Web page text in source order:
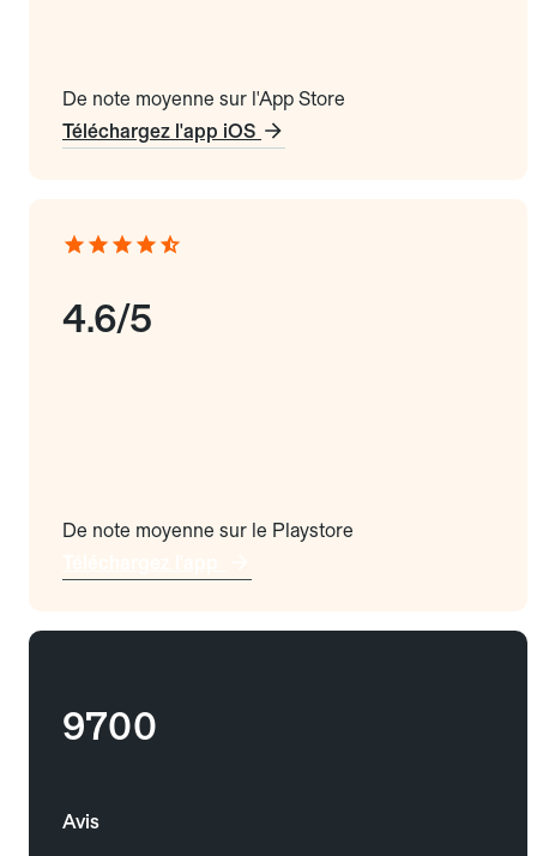
De note moyenne sur l'App Store
Téléchargez l'app iOS
4.6/5
De note moyenne sur le Playstore
9700
Avis